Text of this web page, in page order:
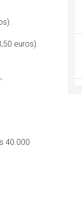
euros).
40.000